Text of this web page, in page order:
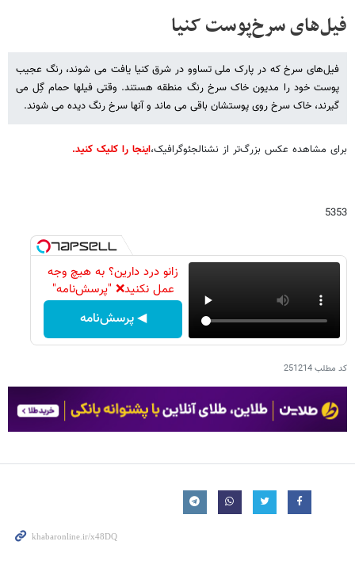
فیل‌های سرخ‌پوست کنیا
فیل‌های سرخ که در پارک ملی تساوو در شرق کنیا یافت می شوند، رنگ عجیب
گیرند، خاک سرخ روی پوستشان باقی می ماند و آنها سرخ رنگ دیده می شوند.
برای مشاهده عکس بزرگ‌تر از نشنال‏جئوگرافیک،اینجا را کلیک کنید.
5353
زانو درد دارین؟ به هیچ وجه
عمل نکنید❌ "پرسش‌نامه"
◀ پرسش‌نامه
کد مطلب251214